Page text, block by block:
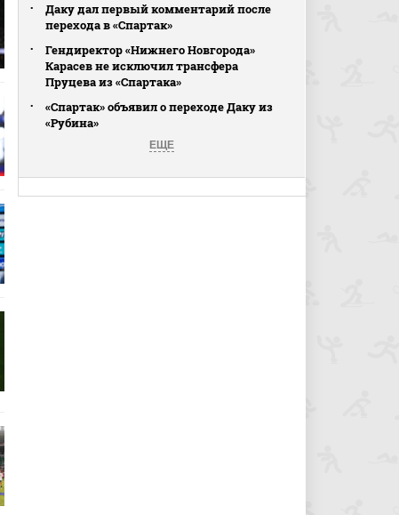
Даку дал первый комментарий после
перехода в «Спартак»
Гендиректор «Нижнего Новгорода»
Карасев не исключил трансфера
Пруцева из «Спартака»
«Спартак» объявил о переходе Даку из
«Рубина»
ЕЩЕ